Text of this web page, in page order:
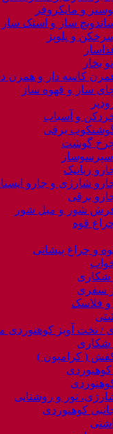
و مایکروفر
ساز و اسنک ساز
و پلوپز
اتو بخار
کاسه دار و همزن
ساز و قهوه ساز
و آسیاب
برقی
گوشت
اسپرسوساز
رباتیک
شارژی و جارو
برقی
شور و مبل شور
قوه
و چراغ پیشانی
شکاری
سفری
و فلاسک
/ تخت آویز کوهنوردی
شکاری
( کرامپون )
نور و روشنایی
کوهنوردی